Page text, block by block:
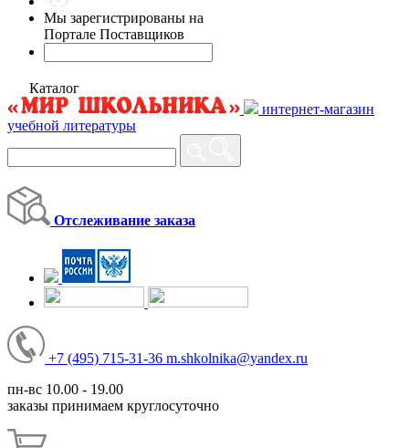
Мы зарегистрированы на
Портале Поставщиков
Каталог
интернет-магазин
учебной литературы
Отслеживание заказа
+7 (495) 715-31-36 m.shkolnika@yandex.ru
пн-вс 10.00 - 19.00
заказы принимаем круглосуточно